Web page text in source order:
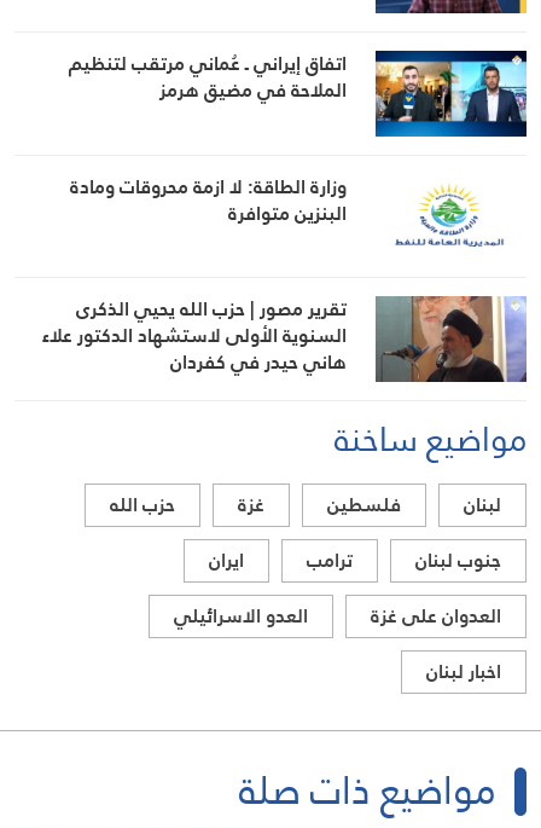
اتفاق إيراني ـ عُماني مرتقب لتنظيم
الملاحة في مضيق هرمز
وزارة الطاقة: لا ازمة محروقات ومادة
البنزين متوافرة
تقرير مصور | حزب الله يحيي الذكرى
السنوية الأولى لاستشهاد الدكتور علاء
هاني حيدر في كفردان
مواضيع ساخنة
لبنان فلسطين غزة
حزب الله
جنوب لبنان
ترامب
ايران
العدوان على غزة
العدو الاسرائيلي
اخبار لبنان
مواضيع ذات صلة